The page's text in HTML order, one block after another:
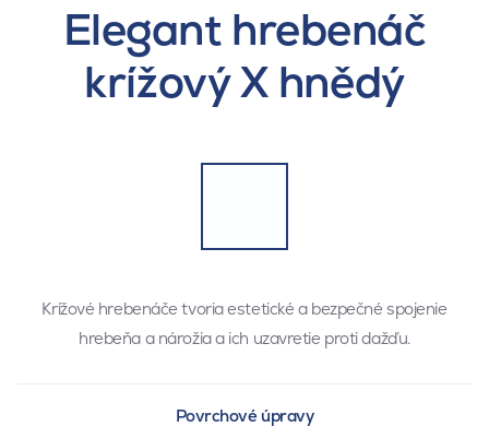
Elegant hrebenáč
krížový X hnědý
Krížové hrebenáče tvoria estetické a bezpečné spojenie
hrebeňa a nárožia a ich uzavretie proti dažďu.
Povrchové úpravy